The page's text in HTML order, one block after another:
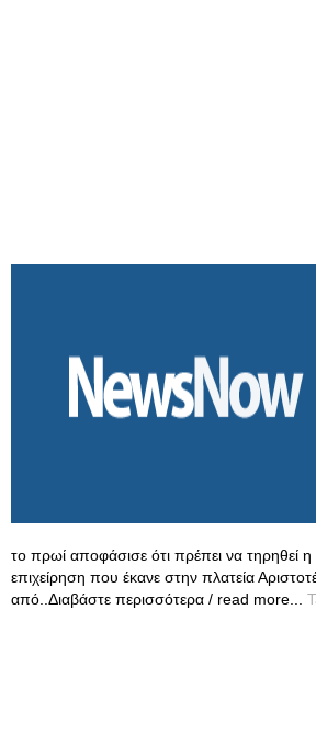
το πρωί αποφάσισε ότι πρέπει να τηρηθεί
επιχείρηση που έκανε στην πλατεία
από..Διαβάστε περισσότερα / read more...